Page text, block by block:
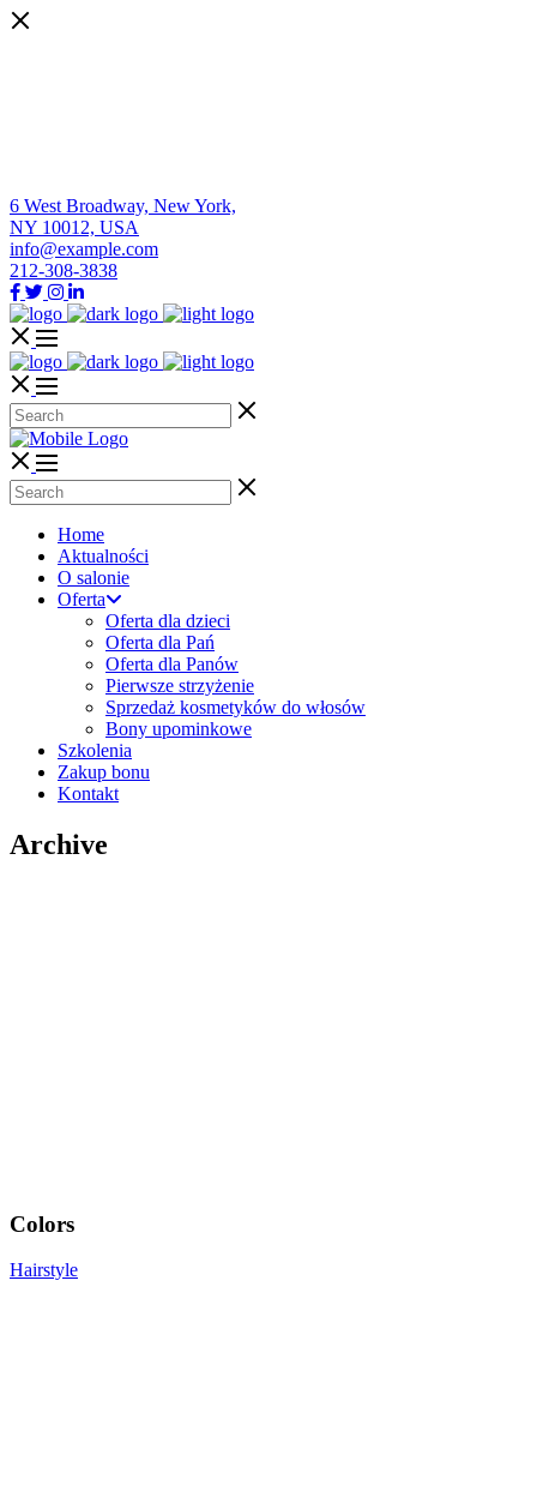
6 West Broadway, New York,
NY 10012, USA
info@example.com
212-308-3838
Home
Aktualności
O salonie
Oferta
Oferta dla dzieci
Oferta dla Pań
Oferta dla Panów
Pierwsze strzyżenie
Sprzedaż kosmetyków do włosów
Bony upominkowe
Szkolenia
Zakup bonu
Kontakt
Archive
Colors
Hairstyle